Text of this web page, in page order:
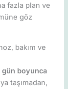
fazla plan ve
göz
bakım ve
gün boyunca
taşımadan,